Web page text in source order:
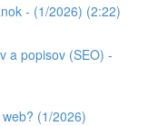
- (1/2026) (2:22)
a popisov (SEO) -
(1/2026)